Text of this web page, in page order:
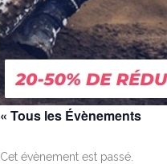
« Tous les Évènements
Cet évènement est passé.